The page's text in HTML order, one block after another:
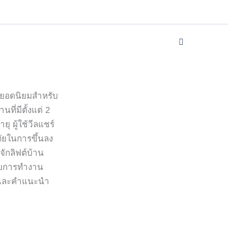
อดนิยมสำหรับ
นที่มีตั้งแต่ 2
ยุ ผู้ใช้วีลแชร์
ในการขึ้นลง
กลิฟต์บ้าน
ารทำงาน
ะคำแนะนำ